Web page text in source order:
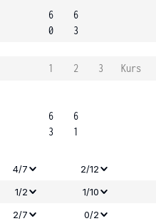
6
0
6
3
1 2 3
Kurs
6
3
6
1
4/7
2/12
1/2
1/10
2/7
0/2